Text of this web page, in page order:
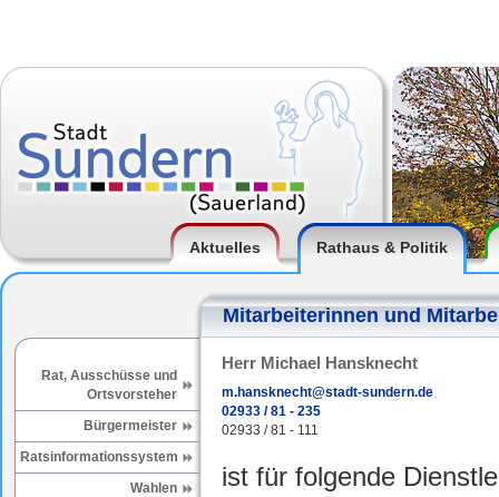
Aktuelles Rathaus & Politik
Mitarbeiterinnen und
Rat, Ausschüsse und
Ortsvorsteher
Bürgermeister
Ratsinformationssystem
Wahlen
Herr Michael Hansknecht
m.hansknecht@stadt-sundern.de
02933 / 81 - 235
02933 / 81 - 111
ist für folgende